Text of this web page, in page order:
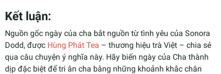
Kết luận:
Nguồn gốc ngày của cha bắt nguồn từ tình yêu của Sonora
Dodd, được Hùng Phát Tea – thương hiệu trà Việt – chia sẻ
qua câu chuyện ý nghĩa này. Hãy biến ngày của Cha thành
dịp đặc biệt để tri ân cha bằng những khoảnh khắc chân